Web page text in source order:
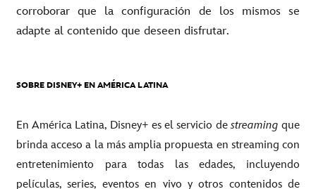
corroborar que la configuración de los mismos se
adapte al contenido que deseen disfrutar.
SOBRE DISNEY+ EN AMÉRICA LATINA
En América Latina, Disney+ es el servicio destreamingque
brinda acceso a la más amplia propuesta en streaming con
entretenimiento para todas las edades, incluyendo
películas, series, eventos en vivo y otros contenidos de